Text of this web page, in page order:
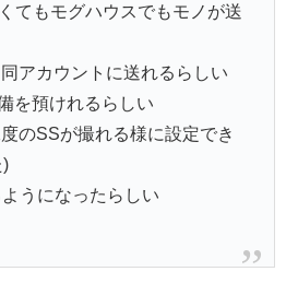
てもモグハウスでもモノが送
アカウントに送れるらしい
を預けれるらしい
のSSが撮れる様に設定でき
)
うになったらしい